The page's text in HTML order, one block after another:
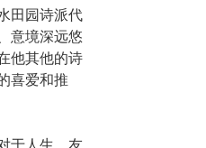
田园诗派代
意境深远悠
他其他的诗
喜爱和推
于人生、友